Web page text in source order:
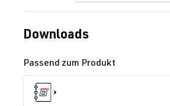
Downloads
Passend zum Produkt